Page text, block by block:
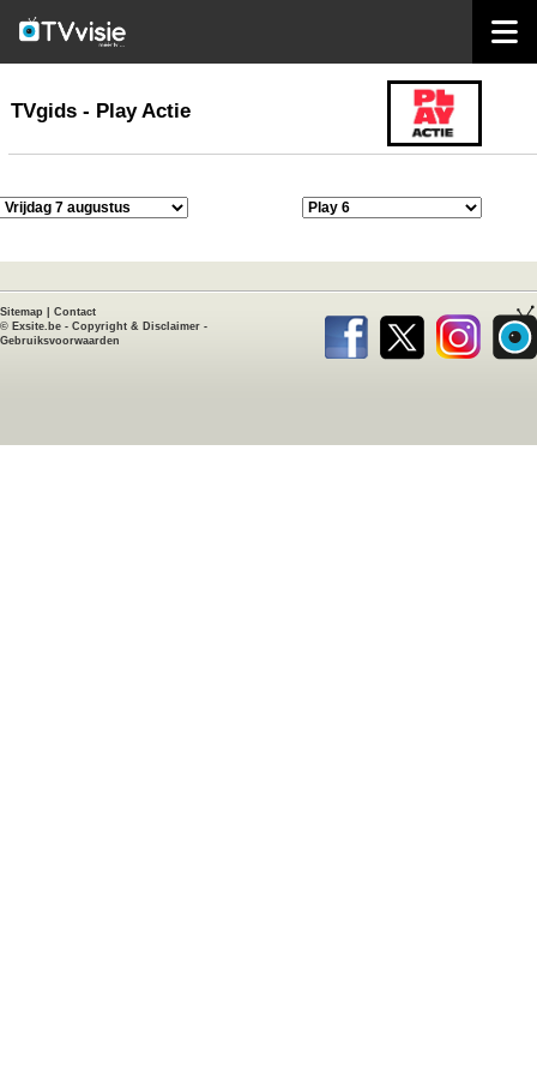
TVgids
TVgids - Play Actie
Sitemap
Contact
© Exsite.be - Copyright & Disclaimer -
Gebruiksvoorwaarden